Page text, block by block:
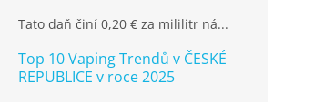
Tato daň činí 0,20 € za mililitr ná...
Top 10 Vaping Trendů v ČESKÉ
REPUBLICE v roce 2025